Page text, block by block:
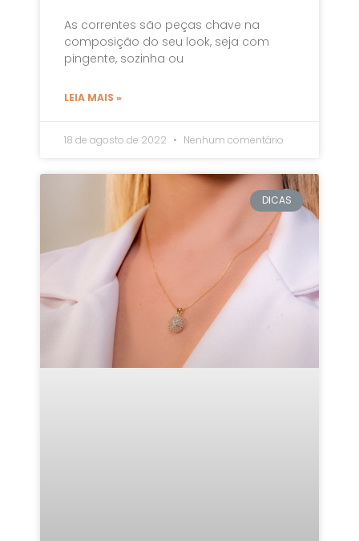
As correntes são peças chave na
composição do seu look, seja com
pingente, sozinha ou
LEIA MAIS »
18 de agosto de 2022 Nenhum comentário
DICAS